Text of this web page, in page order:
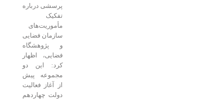
پرسشی درباره
مأموریت‌های
سازمان فضایی
و پژوهشگاه
فضایی، اظهار
کرد: این دو
مجموعه پیش
از آغاز فعالیت
دولت چهاردهم